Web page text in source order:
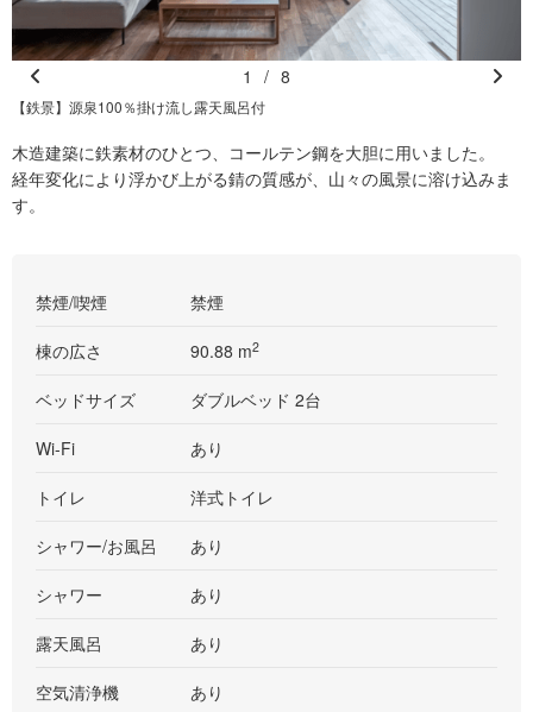
Pr
vi
o
u
【鉄景】源泉100％掛け流し露天風呂付
1 / 8
木造建築に鉄素材のひとつ、コールテン鋼を大胆に用いました。
経年変化により浮かび上がる錆の質感が、山々の風景に溶け込みま
す。
禁煙/喫煙 禁煙
棟の広さ 90.88 m2
ベッドサイズ ダブルベッド 2台
Wi-Fi あり
トイレ 洋式トイレ
シャワー/お風呂 あり
シャワー あり
露天風呂 あり
空気清浄機 あり